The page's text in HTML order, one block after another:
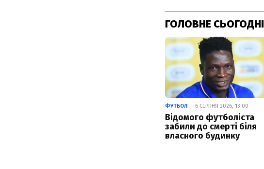
ГОЛОВНЕ СЬОГОДНІ
ФУТБОЛ — 6 СЕРПНЯ 2026, 13:00
Відомого футболіста
забили до смерті біля
власного будинку